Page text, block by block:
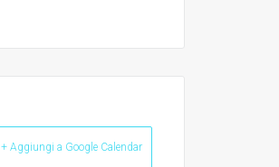
+ Aggiungi a Google Calendar